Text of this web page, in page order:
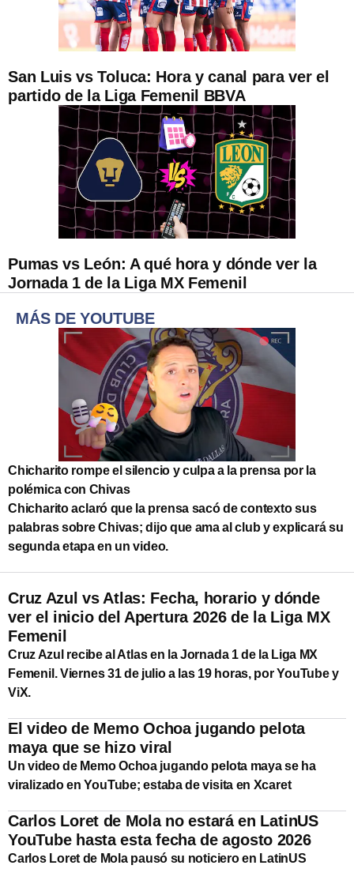
San Luis vs Toluca: Hora y canal para ver el
partido de la Liga Femenil BBVA
Pumas vs León: A qué hora y dónde ver la
Jornada 1 de la Liga MX Femenil
MÁS DE YOUTUBE
Chicharito rompe el silencio y culpa a la prensa por la
polémica con Chivas
Chicharito aclaró que la prensa sacó de contexto sus
palabras sobre Chivas; dijo que ama al club y explicará su
segunda etapa en un video.
Cruz Azul vs Atlas: Fecha, horario y dónde
ver el inicio del Apertura 2026 de la Liga MX
Femenil
Cruz Azul recibe al Atlas en la Jornada 1 de la Liga MX
Femenil. Viernes 31 de julio a las 19 horas, por YouTube y
ViX.
El video de Memo Ochoa jugando pelota
maya que se hizo viral
Un video de Memo Ochoa jugando pelota maya se ha
viralizado en YouTube; estaba de visita en Xcaret
Carlos Loret de Mola no estará en LatinUS
YouTube hasta esta fecha de agosto 2026
Carlos Loret de Mola pausó su noticiero en LatinUS